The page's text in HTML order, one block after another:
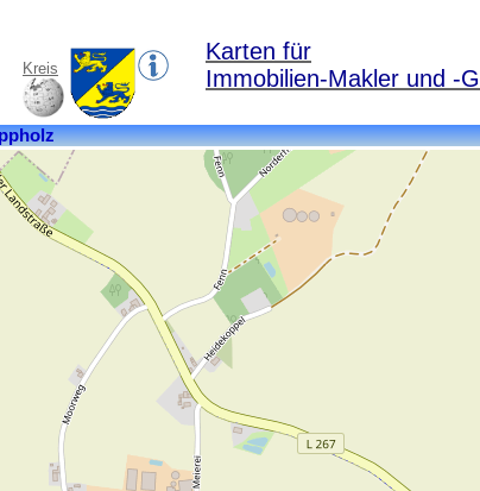
Kreis
Schleswig-
Flensburg
Bundesland:
Schleswig-
Holstein
Postleitzahl:
24860
Ortsteile:
Dennholm,
Elmholz,
Fenne,
Glasholz,
Klappholz,
Neubrück,
Norderholz,
Westscheide
Karten für
Immobilien-Makler und -